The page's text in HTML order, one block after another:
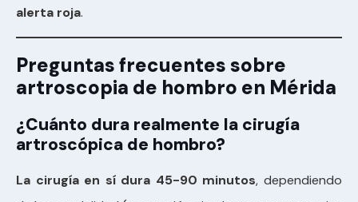
alerta roja.
Preguntas frecuentes sobre
artroscopia de hombro en Mérida
¿Cuánto dura realmente la cirugía
artroscópica de hombro?
La cirugía en sí dura 45-90 minutos, dependiendo